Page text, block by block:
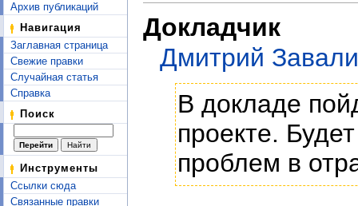
Архив публикаций
Навигация
Заглавная страница
Свежие правки
Случайная статья
Справка
Поиск
Инструменты
Ссылки сюда
Связанные правки
Докладчик
Дмитрий
В докладе
проекте.
проблем в